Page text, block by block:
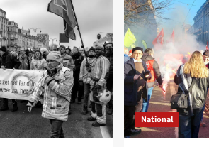
National